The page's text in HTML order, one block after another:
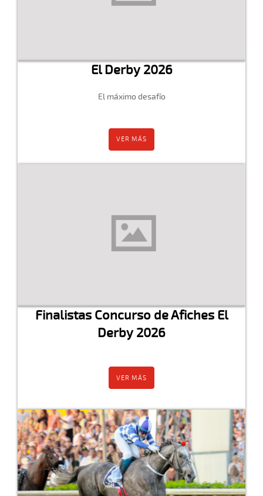
El Derby 2026
El máximo desafío
VER MÁS
Finalistas Concurso de Afiches El
Derby 2026
VER MÁS